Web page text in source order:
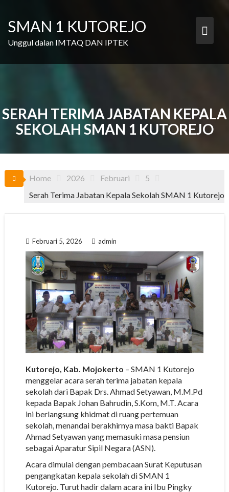
content
SMAN 1 KUTOREJO
Unggul dalan IMTAQ DAN IPTEK
SERAH TERIMA JABATAN KEPALA
SEKOLAH SMAN 1 KUTOREJO
Home 2026 Februari
5
Serah Terima Jabatan Kepala Sekolah SMAN 1 Kutorejo
Februari 5, 2026 admin
Kutorejo, Kab. Mojokerto – SMAN 1 Kutorejo
menggelar acara serah terima jabatan kepala
sekolah dari Bapak Drs. Ahmad Setyawan, M.M.Pd
kepada Bapak Johan Bahrudin, S.Kom, M.T. Acara
ini berlangsung khidmat di ruang pertemuan
sekolah, menandai berakhirnya masa bakti Bapak
Ahmad Setyawan yang memasuki masa pensiun
sebagai Aparatur Sipil Negara (ASN).
Acara dimulai dengan pembacaan Surat Keputusan
pengangkatan kepala sekolah di SMAN 1
Kutorejo. Turut hadir dalam acara ini Ibu Pingky